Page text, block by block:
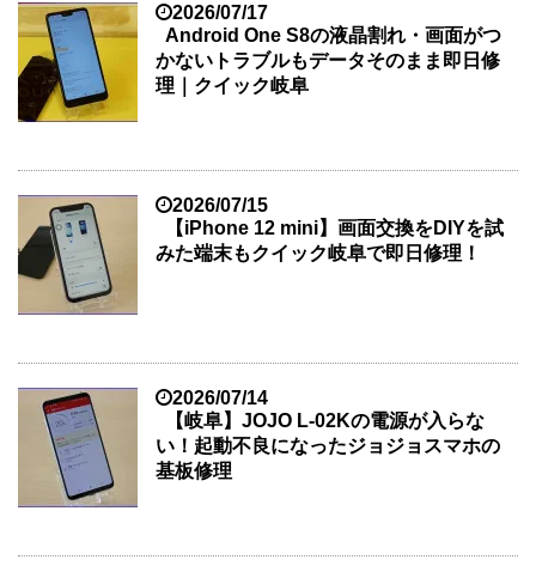
2026/07/17
Android One S8の液晶割れ・画面がつ
かないトラブルもデータそのまま即日修
理｜クイック岐阜
2026/07/15
【iPhone 12 mini】画面交換をDIYを試
みた端末もクイック岐阜で即日修理！
2026/07/14
【岐阜】JOJO L-02Kの電源が入らな
い！起動不良になったジョジョスマホの
基板修理